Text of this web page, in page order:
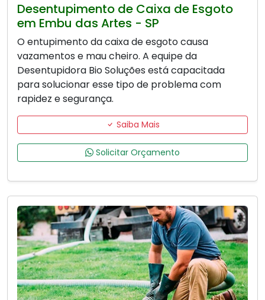
Desentupimento de Caixa de Esgoto
em Embu das Artes - SP
O entupimento da caixa de esgoto causa
vazamentos e mau cheiro. A equipe da
Desentupidora Bio Soluções está capacitada
para solucionar esse tipo de problema com
rapidez e segurança.
Saiba Mais
Solicitar Orçamento